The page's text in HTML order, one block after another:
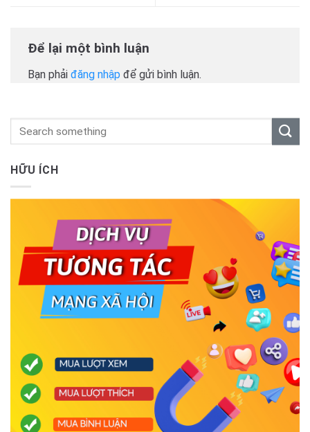
Để lại một bình luận
Bạn phải đăng nhập để gửi bình luận.
HỮU ÍCH